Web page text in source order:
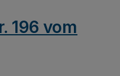
196 vom